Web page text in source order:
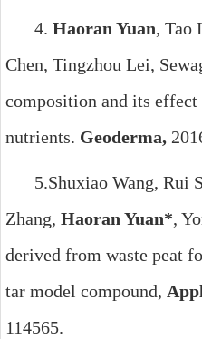
4. Haoran Yuan, Tao
Chen, Tingzhou Lei,
composition and its
nutrients. Geoderma,
5.Shuxiao Wang, Rui
Zhang, Haoran Yuan*,
derived from waste peat
tar model compound,
114565.